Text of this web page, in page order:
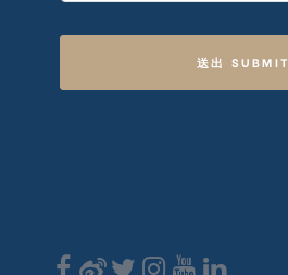
送出 SUBMIT